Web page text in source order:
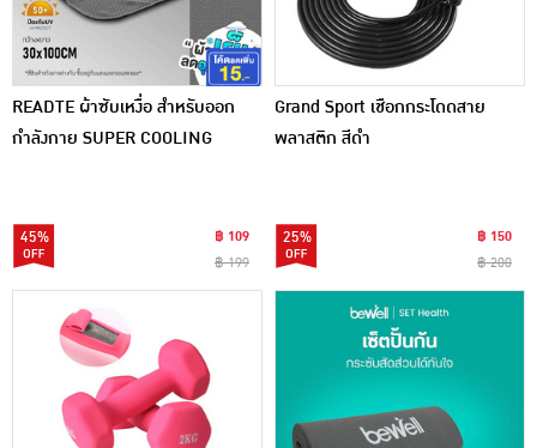
READTE ผ้าซับเหงื่อ สำหรับออก
กำลังกาย SUPER COOLING
45%
฿ 109
฿ 199
Grand Sport เชือกกระโดดสาย
พลาสติก สีดำ
25%
฿ 150
฿ 200